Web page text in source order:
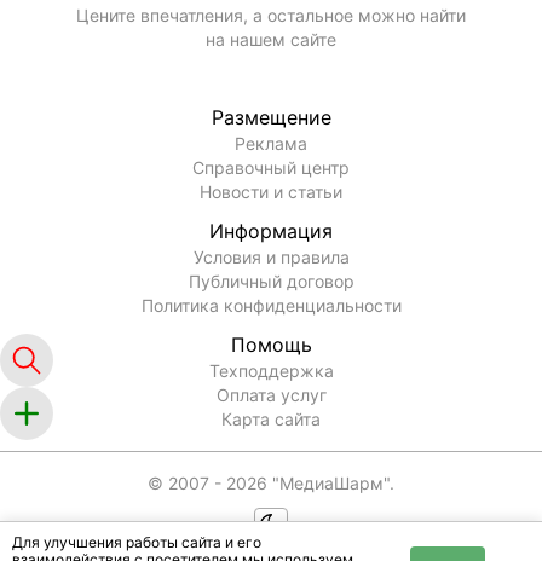
Для улучшения работы сайта и его
Цените впечатления, а остальное можно найти
на нашем сайте
Размещение
Реклама
Справочный центр
Новости и статьи
Информация
Условия и правила
Публичный договор
Политика конфиденциальности
Помощь
Техподдержка
Оплата услуг
Карта сайта
© 2007 - 2026 "МедиаШарм".